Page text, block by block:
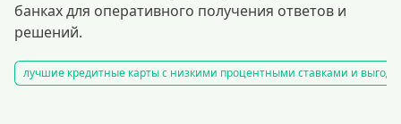
банках для оперативного получения ответов и
решений.
лучшие кредитные карты с низкими процентными ставками и